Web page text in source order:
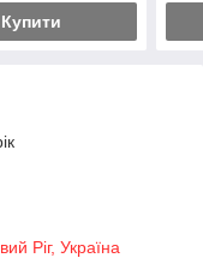
Купити
Ріг, Україна